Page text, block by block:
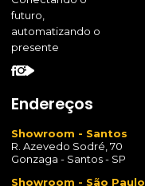
futuro,
automatizando o
presente
Endereços
Showroom - Santos
R. Azevedo Sodré, 70
Gonzaga - Santos - SP
Showroom - São Paulo